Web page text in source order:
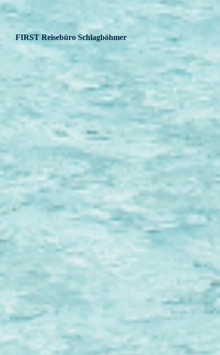
FIRST Reisebüro Schlagböhmer